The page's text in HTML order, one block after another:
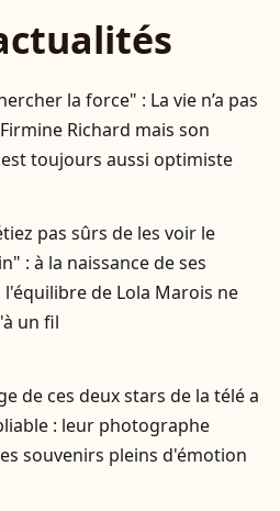
la force" : La vie n’a pas
Richard mais son
toujours aussi optimiste
pas sûrs de les voir le
: à la naissance de ses
l'équilibre de Lola Marois ne
un fil
de ces deux stars de la télé a
: leur photographe
souvenirs pleins d'émotion